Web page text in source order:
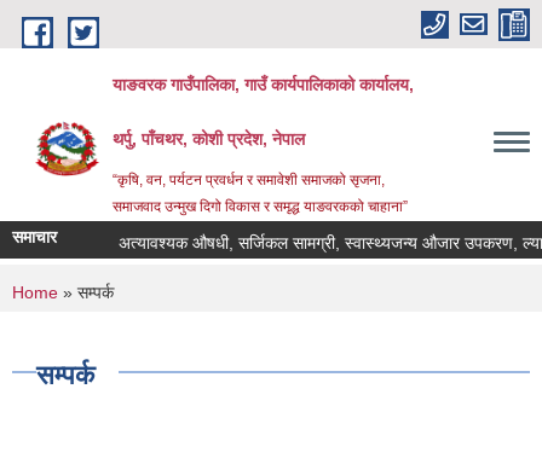
Skip to main content
याङवरक गाउँपालिका, गाउँ कार्यपालिकाको कार्यालय,
थर्पु, पाँचथर, कोशी प्रदेश, नेपाल
“कृषि, वन, पर्यटन प्रवर्धन र समावेशी समाजको सृजना,
समाजवाद उन्मुख दिगो विकास र समृद्ध याङवरकको चाहाना”
समाचार अत्यावश्यक औषधी, सर्जिकल सामग्री, स्वास्थ्यजन्य औजार उपकरण,
You are here
Home » सम्पर्क
सम्पर्क